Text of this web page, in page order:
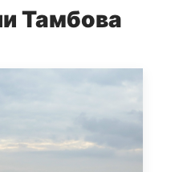
Тамбова